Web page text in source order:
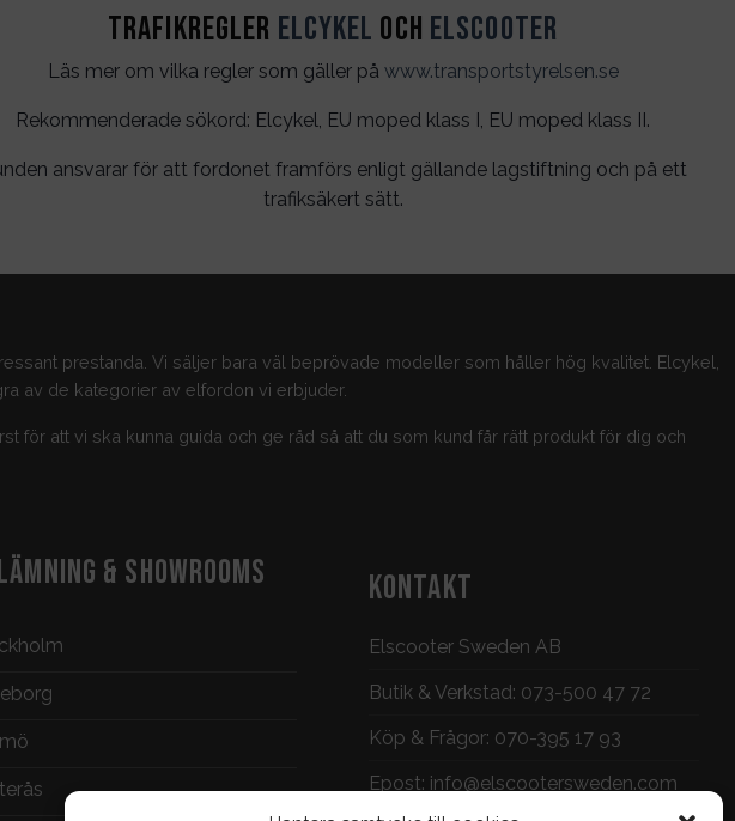
Trafikregler Elcykel och Elscooter
Läs mer om vilka regler som gäller på www.transportstyrelsen.se
Rekommenderade sökord: Elcykel, EU moped klass I, EU moped klass II.
ansvarar för att fordonet framförs enligt gällande lagstiftning och på ett
trafiksäkert sätt.
prestanda. Vi säljer bara väl beprövade modeller som håller hög kvalitet. Elcykel,
av de kategorier av elfordon vi erbjuder.
för att vi ska kunna guida och ge råd så att du som kund får rätt produkt för dig och
& SHOWROOMS KONTAKT
Elscooter Sweden AB
Butik & Verkstad: 073-500 47 72
Köp & Frågor: 070-395 17 93
Epost: info@elscootersweden.com